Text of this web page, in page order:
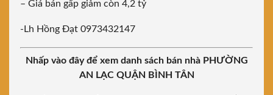
– Giá bán gấp giảm còn 4,2 tỷ
-Lh Hồng Đạt 0973432147
Nhấp vào đây để xem danh sách bán nhà PHƯỜNG
AN LẠC QUẬN BÌNH TÂN